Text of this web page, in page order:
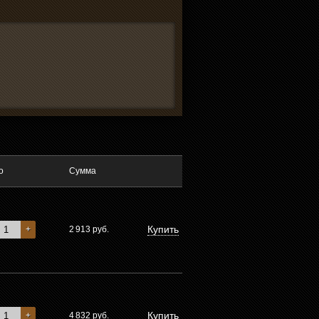
Сумма
+ 2 913 руб. Купить
+ 4 832 руб. Купить